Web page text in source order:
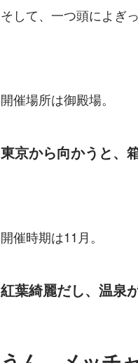
そして、一つ頭によぎ
開催場所は御殿場。
東京から向かうと、
開催時期は11月。
紅葉綺麗だし、温泉